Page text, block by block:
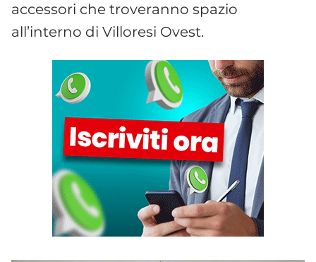
accessori che troveranno spazio
all’interno di Villoresi Ovest.